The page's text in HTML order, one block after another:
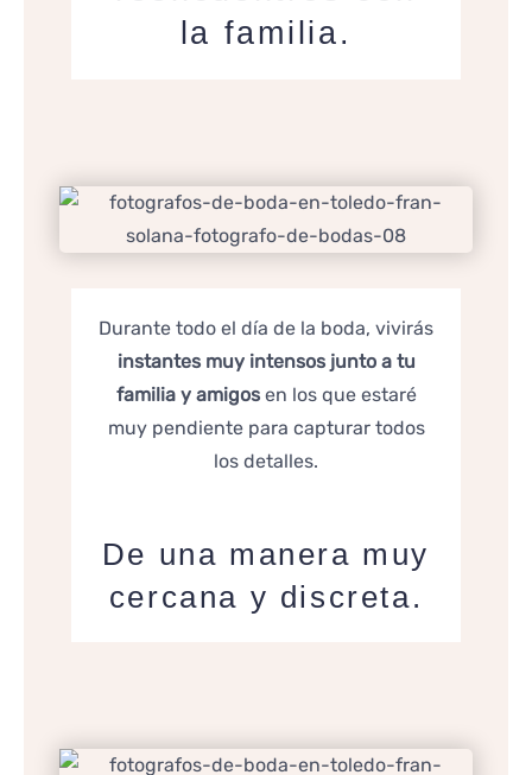
la familia.
Durante todo el día de la boda, vivirás
instantes muy intensos junto a tu
familia y amigosen los que estaré
muy pendiente para capturar todos
los detalles.
De una manera muy
cercana y discreta.